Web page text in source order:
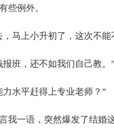
些例外。
，马上小升初了，这次不能
报班，还不如我们自己教。
力水平赶得上专业老师？”
我一语，突然爆发了结婚